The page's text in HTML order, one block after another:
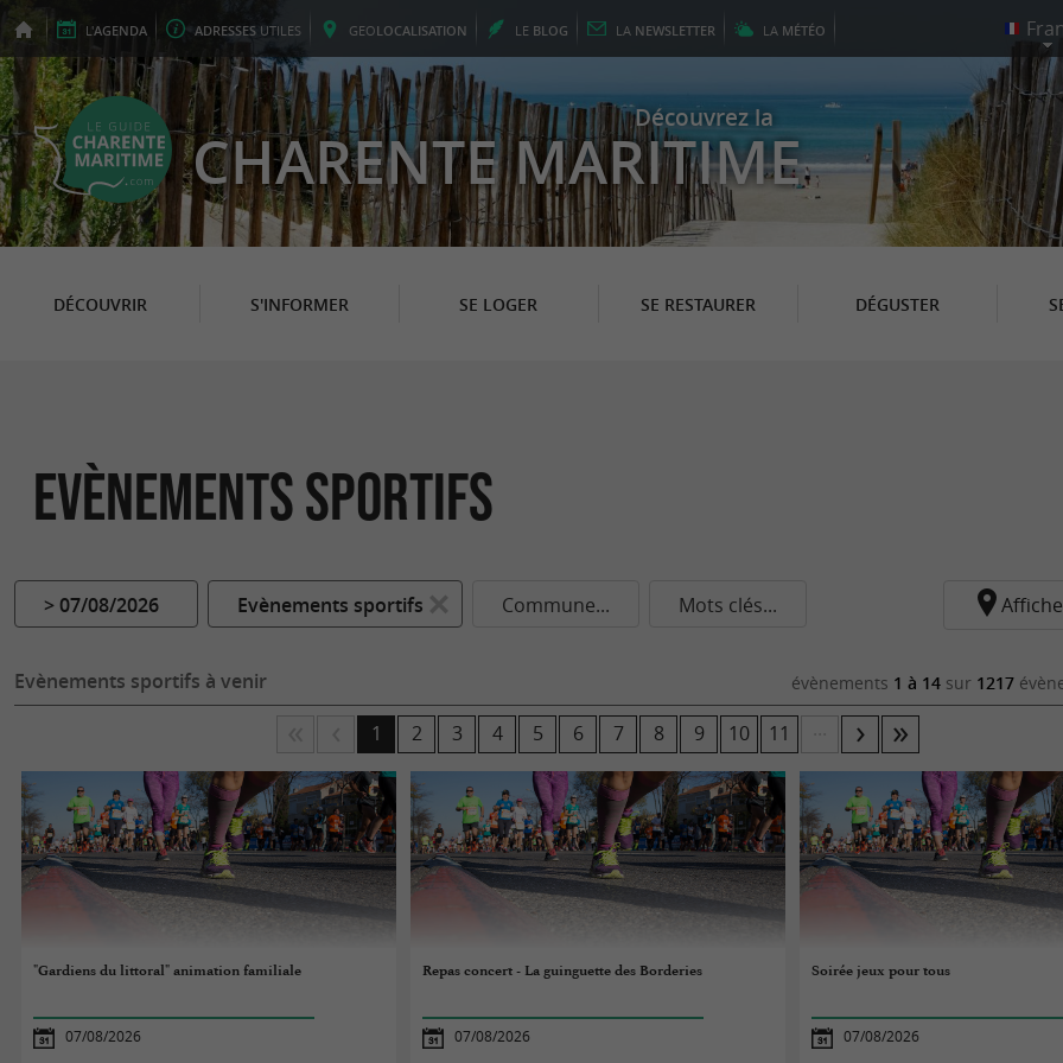
L'AGENDA ADRESSES UTILES GEOLOCALISATION LE BLOG LA NEWSLETTER LA MÉTÉO
Découvrez la
CHARENTE MARITIME
DÉCOUVRIR S'INFORMER SE LOGER SE RESTAURER DÉGUSTER
Evènements sportifs
> 07/08/2026 Evènements sportifs Commune... Mots clés...
Evènements sportifs à venir évènements 1 à 14 sur 1217
1 2 3 4 5 6 7 8 9 10 11
"Gardiens du littoral" animation familiale
07/08/2026
Repas concert - La guinguette des Borderies
07/08/2026
Soirée jeux pour tous
07/08/2026